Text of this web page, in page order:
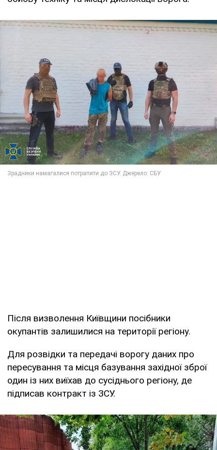
Після визволення Київщини посібники
окупантів залишилися на території регіону.
Для розвідки та передачі ворогу даних про
пересування та місця базування західної зброї
один із них виїхав до сусіднього регіону, де
підписав контракт із ЗСУ.